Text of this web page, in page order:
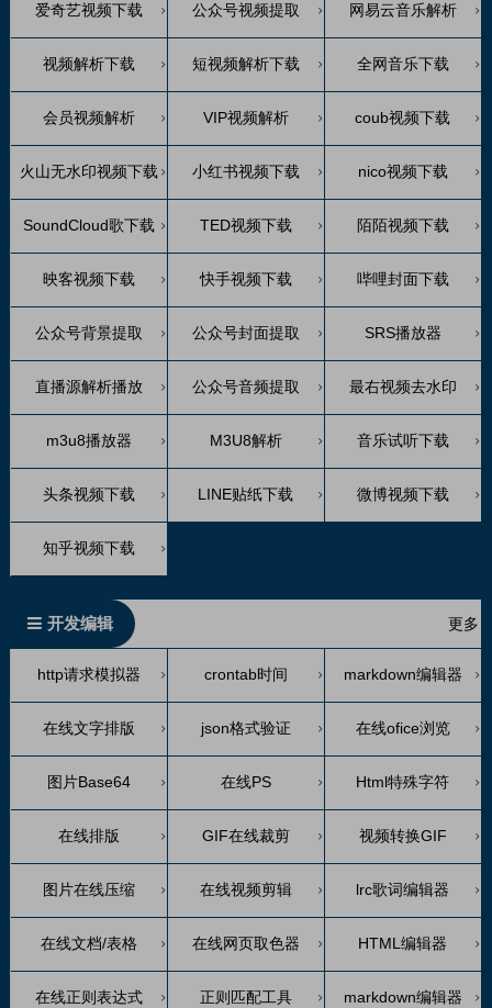
爱奇艺视频下载 公众号视频提取 网易云音乐解析
视频解析下载 短视频解析下载 全网音乐下载
会员视频解析 VIP视频解析 coub视频下载
火山无水印视频下载 小红书视频下载 nico视频下载
SoundCloud歌下载 TED视频下载 陌陌视频下载
映客视频下载 快手视频下载 哔哩封面下载
公众号背景提取 公众号封面提取 SRS播放器
直播源解析播放 公众号音频提取 最右视频去水印
m3u8播放器 M3U8解析 音乐试听下载
头条视频下载 LINE贴纸下载 微博视频下载
知乎视频下载
开发编辑 更多
http请求模拟器 crontab时间 markdown编辑器
在线文字排版 json格式验证 在线ofice浏览
图片Base64 在线PS Html特殊字符
在线排版 GIF在线裁剪 视频转换GIF
图片在线压缩 在线视频剪辑 lrc歌词编辑器
在线文档/表格 在线网页取色器 HTML编辑器
在线正则表达式 正则匹配工具 markdown编辑器